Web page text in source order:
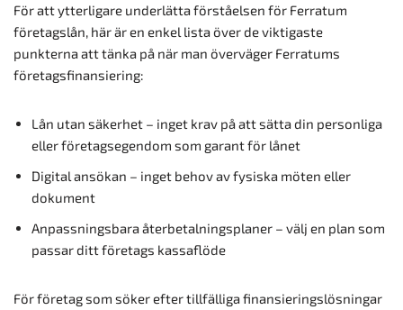
För att ytterligare underlätta förståelsen för Ferratum
företagslån, här är en enkel lista över de viktigaste
punkterna att tänka på när man överväger Ferratums
företagsfinansiering:
Lån utan säkerhet – inget krav på att sätta din personliga
eller företagsegendom som garant för lånet
Digital ansökan – inget behov av fysiska möten eller
dokument
Anpassningsbara återbetalningsplaner – välj en plan som
passar ditt företags kassaflöde
För företag som söker efter tillfälliga finansieringslösningar